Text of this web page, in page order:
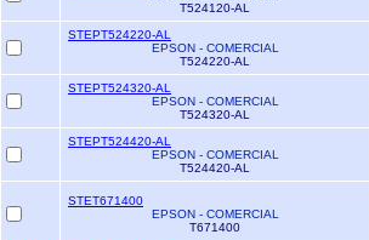
T524120-AL
STEPT524220-AL
EPSON - COMERCIAL
T524220-AL
STEPT524320-AL
EPSON - COMERCIAL
T524320-AL
STEPT524420-AL
EPSON - COMERCIAL
T524420-AL
STET671400
EPSON - COMERCIAL
T671400